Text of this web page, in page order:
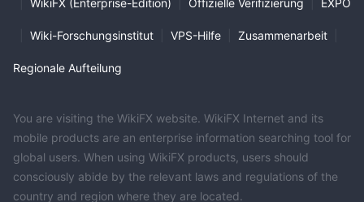
Wiki-Forschungsinstitut VPS-Hilfe Zusammenarbeit
Regionale Aufteilung
You are visiting the WikiFX website. WikiFX Internet and its
mobile products are an enterprise information searching tool for
global users. When using WikiFX products, users should
consciously abide by the relevant laws and regulations of the
country and region where they are located.